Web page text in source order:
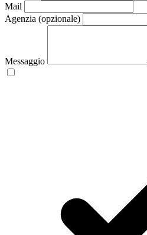
Mail
Agenzia (opzionale)
Messaggio